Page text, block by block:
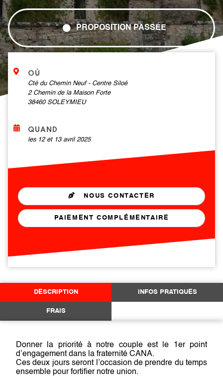
PROPOSITION PASSÉE
DESCRIPTION INFOS PRATIQUES
FRAIS
OÙ
Cté du Chemin Neuf - Centre Siloé
2 Chemin de la Maison Forte
38460 SOLEYMIEU
QUAND
les 12 et 13 avril 2025
NOUS CONTACTER
PAIEMENT COMPLÉMENTAIRE
Donner la priorité à notre couple est le 1er point
d’engagement dans la fraternité CANA.
Ces deux jours seront l’occasion de prendre du temps
ensemble pour fortifier notre union.